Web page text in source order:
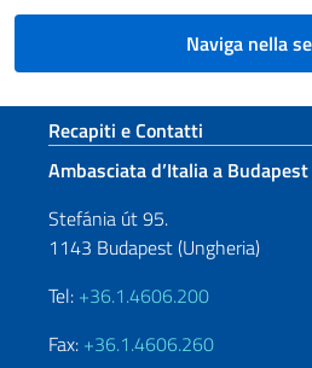
Naviga nella
Sezione footer
Recapiti e Contatti
Ambasciata d’Italia a Budapest
Stefánia út 95.
1143 Budapest (Ungheria)
Tel: +36.1.4606.200
Fax: +36.1.4606.260